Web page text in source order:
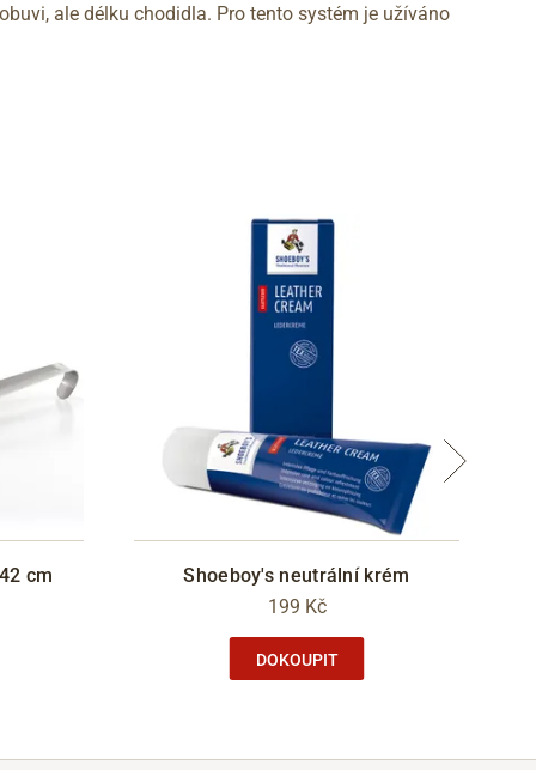
ale délku chodidla. Pro tento systém je užíváno
cm
Shoeboy's neutrální krém
199 Kč
DOKOUPIT